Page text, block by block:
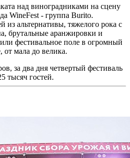
над виноградниками на сцену
WineFest - группа Burito.
альтернативы, тяжелого рока с
брутальные аранжировки и
фестивальное поле в огромный
от мала до велика.
за два дня четвертый фестиваль
тысяч гостей.